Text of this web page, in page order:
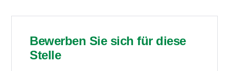
Bewerben Sie sich für diese
Stelle